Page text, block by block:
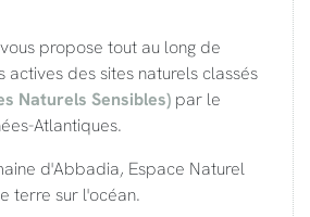
propose tout au long de
des sites naturels classés
Naturels Sensibles)par le
Atlantiques.
d'Abbadia, Espace Naturel
terre sur l'océan.